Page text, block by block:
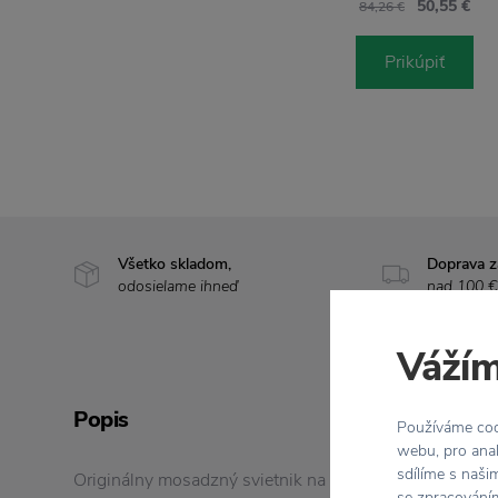
Všetko skladom,
odosielame ihneď
Doprava
nad 100 €
Popis
Originálny mosadzný svietnik na mramorovom
84,26 € 50,55 €
Prikúpiť
Používáme
webu, pro
sdílíme s